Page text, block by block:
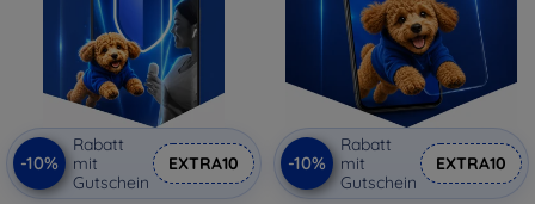
-10%
Rabatt
mit
Gutschein
EXTRA10 -10%
Rabatt
mit
Gutschein
EXTRA10